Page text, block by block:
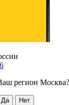
регион Москва?